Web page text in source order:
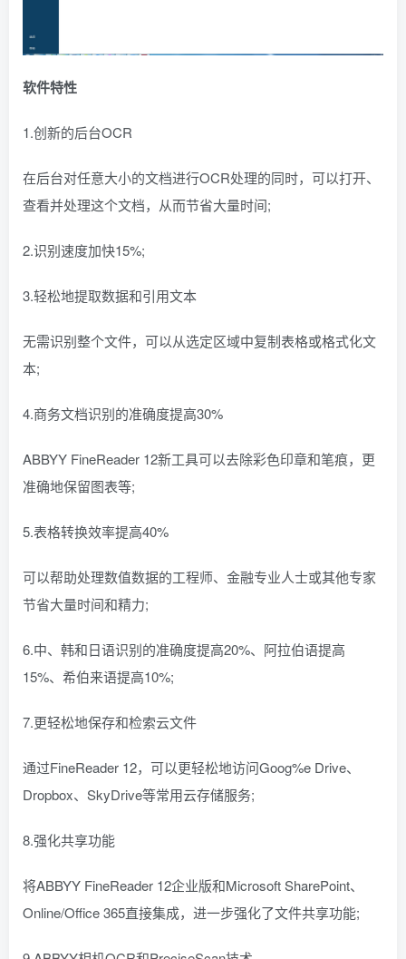
软件特性
1.创新的后台OCR
在后台对任意大小的文档进行OCR处理的同时，可以打开、
查看并处理这个文档，从而节省大量时间;
2.识别速度加快15%;
3.轻松地提取数据和引用文本
无需识别整个文件，可以从选定区域中复制表格或格式化文
本;
4.商务文档识别的准确度提高30%
ABBYY FineReader 12新工具可以去除彩色印章和笔痕，更
准确地保留图表等;
5.表格转换效率提高40%
可以帮助处理数值数据的工程师、金融专业人士或其他专家
节省大量时间和精力;
6.中、韩和日语识别的准确度提高20%、阿拉伯语提高
15%、希伯来语提高10%;
7.更轻松地保存和检索云文件
通过FineReader 12，可以更轻松地访问Goog%e Drive、
Dropbox、SkyDrive等常用云存储服务;
8.强化共享功能
将ABBYY FineReader 12企业版和Microsoft SharePoint、
Online/Office 365直接集成，进一步强化了文件共享功能;